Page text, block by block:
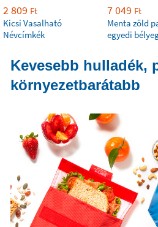
2 809 Ft
Kicsi Vasalható
Névcímkék
7 049 Ft
Menta zöld
egyedi
Kevesebb hulladék,
környezetbarátabb